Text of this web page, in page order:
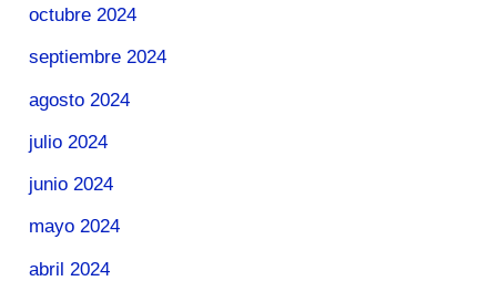
octubre 2024
septiembre 2024
agosto 2024
julio 2024
junio 2024
mayo 2024
abril 2024